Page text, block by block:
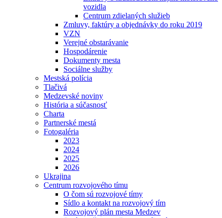
vozidla
Centrum zdielaných služieb
Zmluvy, faktúry a objednávky do roku 2019
VZN
Verejné obstarávanie
Hospodárenie
Dokumenty mesta
Sociálne služby
Mestská polícia
Tlačivá
Medzevské noviny
História a súčasnosť
Charta
Partnerské mestá
Fotogaléria
2023
2024
2025
2026
Ukrajina
Centrum rozvojového tímu
O čom sú rozvojové tímy
Sídlo a kontakt na rozvojový tím
Rozvojový plán mesta Medzev